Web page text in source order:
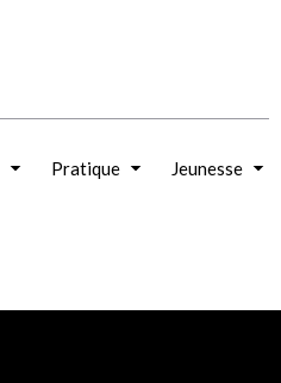
Pratique Jeunesse